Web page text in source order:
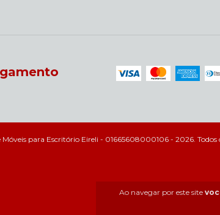
Ao navegar por este site
para Escritório Eireli - 01665608000106 - 2026. Todos